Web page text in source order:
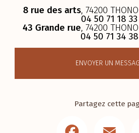
8 rue des arts, 74200
04 50 71 18 33
43 Grande rue, 74200
04 50 71 34 38
ENVOYER UN
Partagez cette